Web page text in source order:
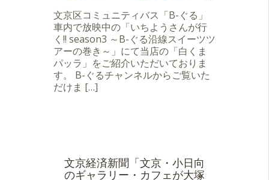
文京区コミュニティバス「B-ぐる」
車内で放映中の「いちようさんが行
く!! season3 ～B-ぐる沿線スイーツツ
アーの巻き～」にて当店の「白くま
パッラ」をご紹介いただいておりま
す。 B-ぐるチャンネルからご覧いた
だけま […]
文京経済新聞「文京・小日向
のギャラリー・カフェが大塚